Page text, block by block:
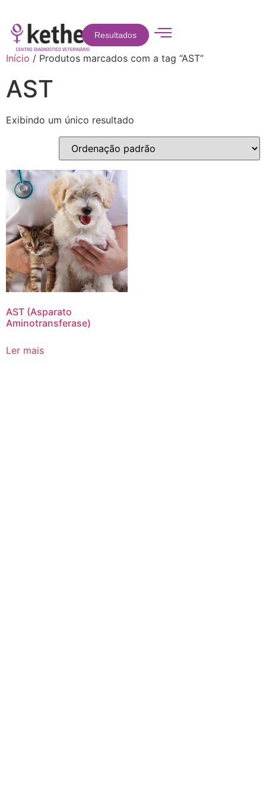
Resultados
Início / Produtos marcados com a tag “AST”
AST
Exibindo um único resultado
AST (Asparato
Aminotransferase)
Ler mais